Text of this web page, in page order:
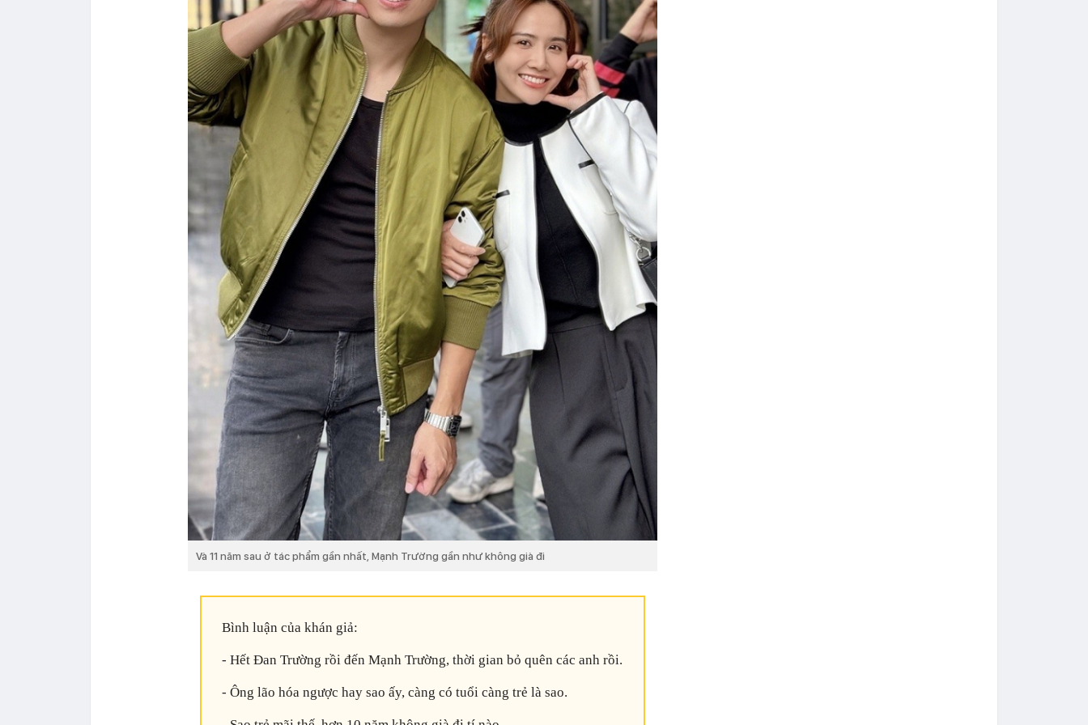
Và 11 năm sau ở tác phẩm gần nhất, Mạnh Trường gần như không già đi
Bình luận của khán giả:
- Hết Đan Trường rồi đến Mạnh Trường, thời gian bỏ quên các anh rồi.
- Ông lão hóa ngược hay sao ấy, càng có tuổi càng trẻ là sao.